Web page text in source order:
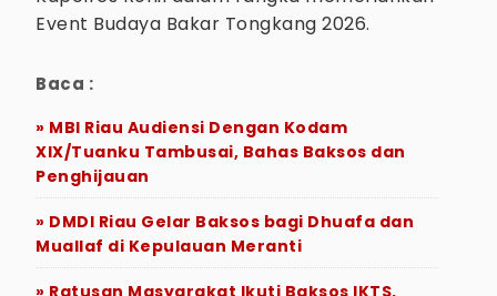
Event Budaya Bakar Tongkang 2026.
Baca :
» MBI Riau Audiensi Dengan Kodam
XIX/Tuanku Tambusai, Bahas Baksos dan
Penghijauan
» DMDI Riau Gelar Baksos bagi Dhuafa dan
Muallaf di Kepulauan Meranti
» Ratusan Masyarakat Ikuti Baksos IKTS,